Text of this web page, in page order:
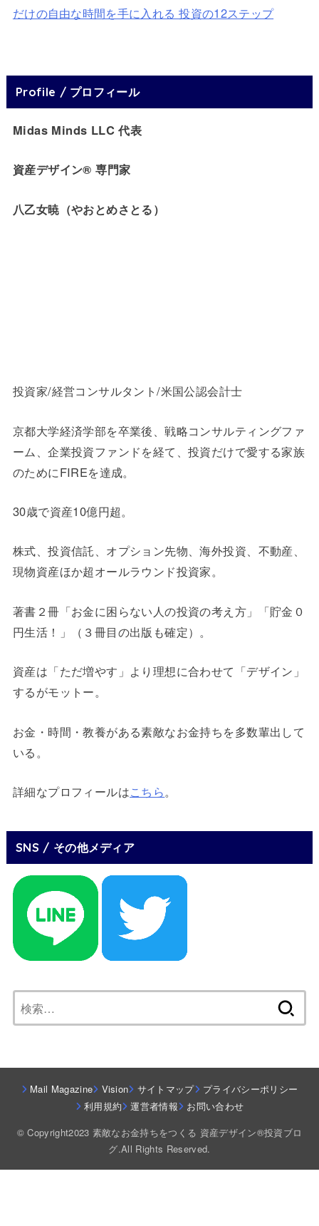
だけの自由な時間を手に入れる 投資の12ステップ
Profile / プロフィール
Midas Minds LLC 代表
資産デザイン® 専門家
八乙女暁（やおとめさとる）
投資家/経営コンサルタント/米国公認会計士
京都大学経済学部を卒業後、戦略コンサルティングファ
ーム、企業投資ファンドを経て、投資だけで愛する家族
のためにFIREを達成。
30歳で資産10億円超。
株式、投資信託、オプション先物、海外投資、不動産、
現物資産ほか超オールラウンド投資家。
著書２冊「お金に困らない人の投資の考え方」「貯金０
円生活！」（３冊目の出版も確定）。
資産は「ただ増やす」より理想に合わせて「デザイン」
するがモットー。
お金・時間・教養がある素敵なお金持ちを多数輩出して
いる。
詳細なプロフィールはこちら。
SNS / その他メディア
索:
Mail Magazine Vision サイトマップ
プライバシーポリシー
利用規約
運営者情報
お問い合わせ
© Copyright2023 素敵なお金持ちをつくる 資産デザイン®投資ブロ
グ.All Rights Reserved.